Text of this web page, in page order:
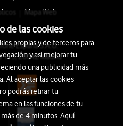
Mapa Web
España S.A.U.
115, 28042 Madrid
de las cookies
propias y de terceros para
y así mejorar tu
una publicidad más
Al aceptar las cookies
podrás retirar tu
en las funciones de tu
de 4 minutos. Aquí